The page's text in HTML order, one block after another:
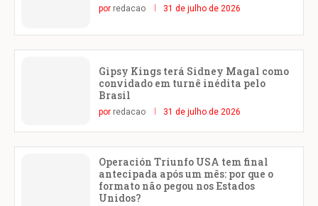
por redacao 31 de julho de 2026
Gipsy Kings terá Sidney Magal como
convidado em turnê inédita pelo
Brasil
por redacao 31 de julho de 2026
Operación Triunfo USA tem final
antecipada após um mês: por que o
formato não pegou nos Estados
Unidos?